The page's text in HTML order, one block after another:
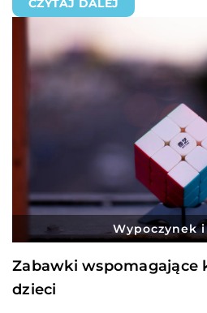
CZYTAJ DALEJ
Wypoczynek
Zabawki wspomagające
dzieci